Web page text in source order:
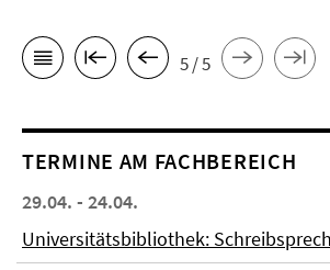
5 / 5
TERMINE AM FACHBEREICH
29.04. - 24.04.
Universitätsbibliothek: